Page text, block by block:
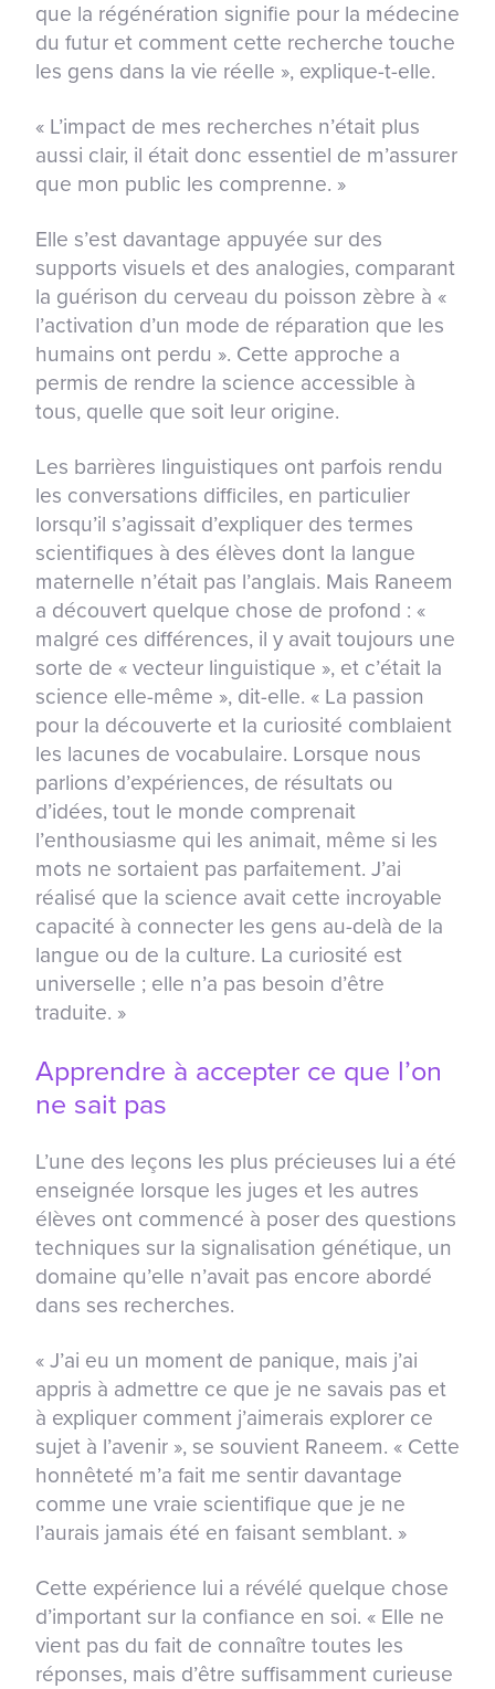
que la régénération signifie pour la médecine
du futur et comment cette recherche touche
les gens dans la vie réelle », explique-t-elle.
« L’impact de mes recherches n’était plus
aussi clair, il était donc essentiel de m’assurer
que mon public les comprenne. »
Elle s’est davantage appuyée sur des
supports visuels et des analogies, comparant
la guérison du cerveau du poisson zèbre à «
l’activation d’un mode de réparation que les
humains ont perdu ». Cette approche a
permis de rendre la science accessible à
tous, quelle que soit leur origine.
Les barrières linguistiques ont parfois rendu
les conversations difficiles, en particulier
lorsqu’il s’agissait d’expliquer des termes
scientifiques à des élèves dont la langue
maternelle n’était pas l’anglais. Mais Raneem
a découvert quelque chose de profond : «
malgré ces différences, il y avait toujours une
sorte de « vecteur linguistique », et c’était la
science elle-même », dit-elle. « La passion
pour la découverte et la curiosité comblaient
les lacunes de vocabulaire. Lorsque nous
parlions d’expériences, de résultats ou
d’idées, tout le monde comprenait
l’enthousiasme qui les animait, même si les
mots ne sortaient pas parfaitement. J’ai
réalisé que la science avait cette incroyable
capacité à connecter les gens au-delà de la
langue ou de la culture. La curiosité est
universelle ; elle n’a pas besoin d’être
traduite. »
Apprendre à accepter ce que l’on
ne sait pas
L’une des leçons les plus précieuses lui a été
enseignée lorsque les juges et les autres
élèves ont commencé à poser des questions
techniques sur la signalisation génétique, un
domaine qu’elle n’avait pas encore abordé
dans ses recherches.
« J’ai eu un moment de panique, mais j’ai
appris à admettre ce que je ne savais pas et
à expliquer comment j’aimerais explorer ce
sujet à l’avenir », se souvient Raneem. « Cette
honnêteté m’a fait me sentir davantage
comme une vraie scientifique que je ne
l’aurais jamais été en faisant semblant. »
Cette expérience lui a révélé quelque chose
d’important sur la confiance en soi. « Elle ne
vient pas du fait de connaître toutes les
réponses, mais d’être suffisamment curieuse